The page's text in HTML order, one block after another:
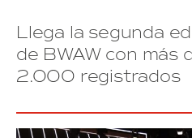
Llega la segunda
de BWAW con más
2.000 registrados
inscripciones
para
Start-
Innovation
Hub